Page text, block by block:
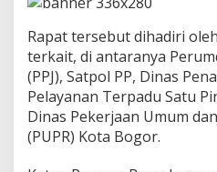
​Rapat tersebut dihadiri
terkait, di antaranya
(PPJ), Satpol PP, Dinas
Pelayanan Terpadu Satu
Dinas Pekerjaan Umum
(PUPR) Kota Bogor.